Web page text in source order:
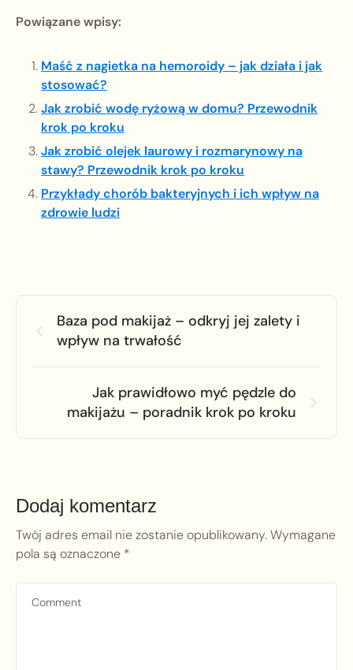
Powiązane wpisy:
Maść z nagietka na hemoroidy – jak działa i jak
stosować?
Jak zrobić wodę ryżową w domu? Przewodnik
krok po kroku
Jak zrobić olejek laurowy i rozmarynowy na
stawy? Przewodnik krok po kroku
Przykłady chorób bakteryjnych i ich wpływ na
zdrowie ludzi
Baza pod makijaż – odkryj jej zalety i
wpływ na trwałość
Jak prawidłowo myć pędzle do
makijażu – poradnik krok po kroku
Dodaj komentarz
Twój adres email nie zostanie opublikowany.Wymagane
pola są oznaczone *